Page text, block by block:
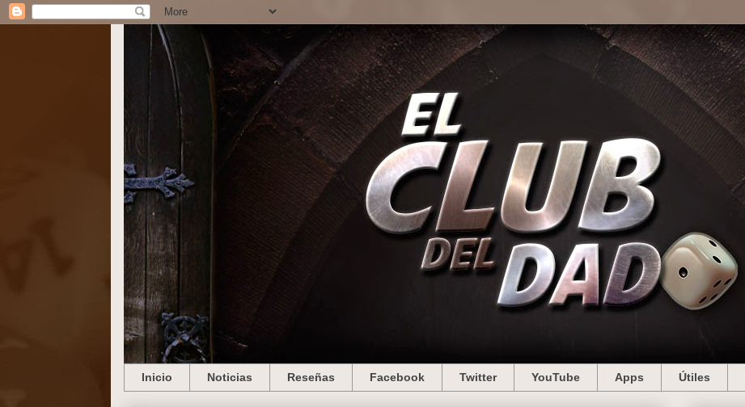
Inicio Noticias Reseñas Facebook Twitter YouTube Apps Útiles